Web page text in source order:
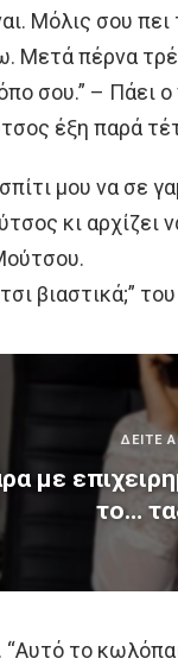
Μόλις σου πει
Μετά πέρνα
σου.” – Πάει
έξη παρά
μου να σε
κι
βιαστικά;”
ΔΕΙΤΕ
με
το…
“Αυτό το